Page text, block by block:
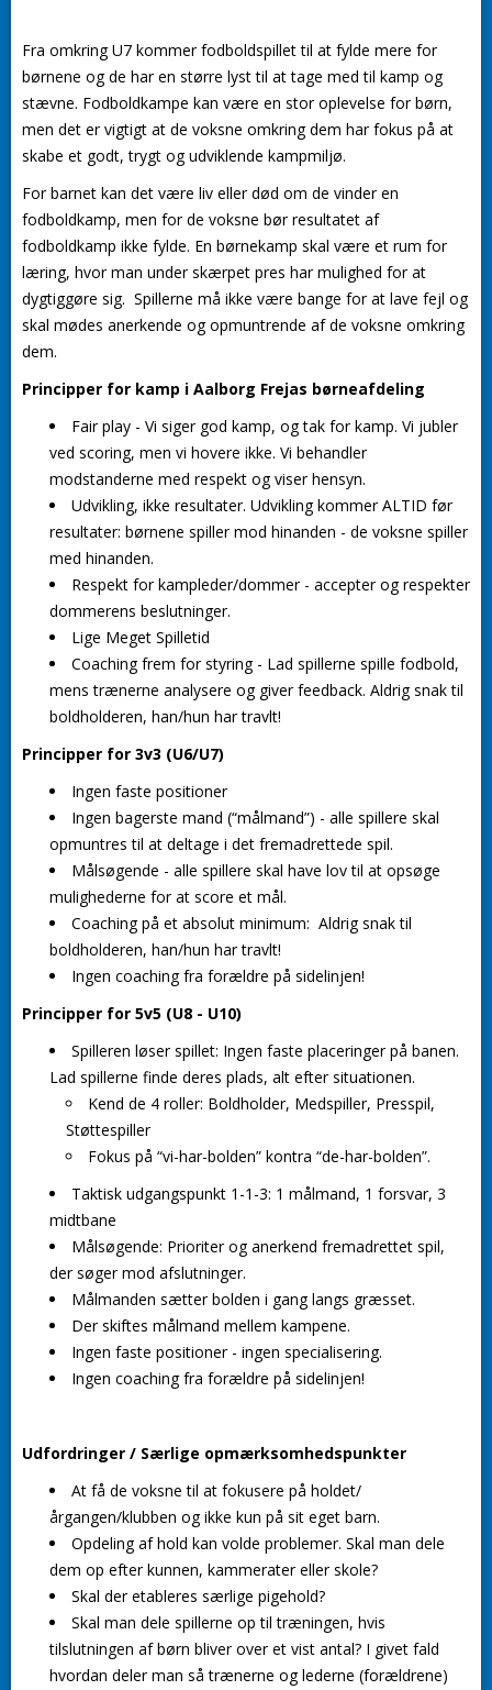
Fra omkring U7 kommer fodboldspillet til at fylde mere for
børnene og de har en større lyst til at tage med til kamp og
stævne. Fodboldkampe kan være en stor oplevelse for børn,
men det er vigtigt at de voksne omkring dem har fokus på at
skabe et godt, trygt og udviklende kampmiljø.
For barnet kan det være liv eller død om de vinder en
fodboldkamp, men for de voksne bør resultatet af
fodboldkamp ikke fylde. En børnekamp skal være et rum for
læring, hvor man under skærpet pres har mulighed for at
dygtiggøre sig. Spillerne må ikke være bange for at lave fejl og
skal mødes anerkende og opmuntrende af de voksne omkring
dem.
Principper for kamp i Aalborg Frejas børneafdeling
Fair play - Vi siger god kamp, og tak for kamp. Vi jubler
ved scoring, men vi hovere ikke. Vi behandler
modstanderne med respekt og viser hensyn.
Udvikling, ikke resultater. Udvikling kommer ALTID før
resultater: børnene spiller mod hinanden - de voksne spiller
med hinanden.
Respekt for kampleder/dommer- accepter og respekter
dommerens beslutninger.
Lige Meget Spilletid
Coaching frem for styring- Lad spillerne spille fodbold,
mens trænerne analysere og giver feedback. Aldrig snak til
boldholderen, han/hun har travlt!
Principper for 3v3 (U6/U7)
Ingen faste positioner
Ingen bagerste mand (“målmand”) - alle spillere skal
opmuntres til at deltage i det fremadrettede spil.
Målsøgende - alle spillere skal have lov til at opsøge
mulighederne for at score et mål.
Coaching på et absolut minimum: Aldrig snak til
boldholderen, han/hun har travlt!
Ingen coaching fra forældre på sidelinjen!
Principper for 5v5 (U8 - U10)
Spilleren løser spillet: Ingen faste placeringer på banen.
Lad spillerne finde deres plads, alt efter situationen.
Kend de 4 roller: Boldholder, Medspiller, Presspil,
Støttespiller
Fokus på “vi-har-bolden” kontra “de-har-bolden”.
Taktisk udgangspunkt 1-1-3: 1 målmand, 1 forsvar, 3
midtbane
Målsøgende: Prioriter og anerkend fremadrettet spil,
der søger mod afslutninger.
Målmanden sætter bolden i gang langs græsset.
Der skiftes målmand mellem kampene.
Ingen faste positioner - ingen specialisering.
Ingen coaching fra forældre på sidelinjen!
Udfordringer / Særlige opmærksomhedspunkter
At få de voksne til at fokusere på holdet/
årgangen/klubben og ikke kun på sit eget barn.
Opdeling af hold kan volde problemer. Skal man dele
dem op efter kunnen, kammerater eller skole?
Skal der etableres særlige pigehold?
Skal man dele spillerne op til træningen, hvis
tilslutningen af børn bliver over et vist antal? I givet fald
hvordan deler man så trænerne og lederne (forældrene)